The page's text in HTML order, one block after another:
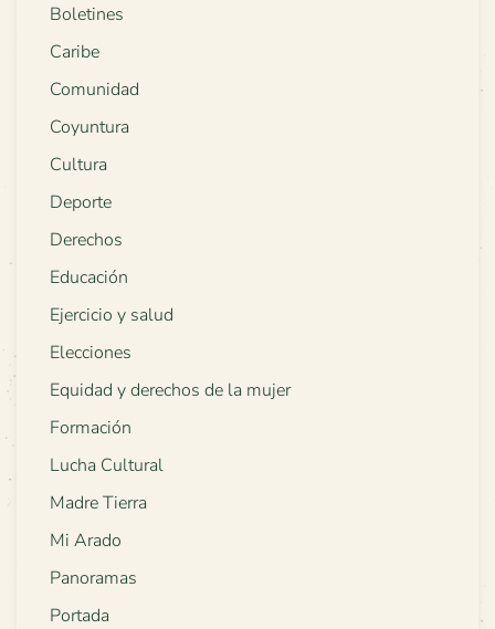
Boletines
Caribe
Comunidad
Coyuntura
Cultura
Deporte
Derechos
Educación
Ejercicio y salud
Elecciones
Equidad y derechos de la mujer
Formación
Lucha Cultural
Madre Tierra
Mi Arado
Panoramas
Portada